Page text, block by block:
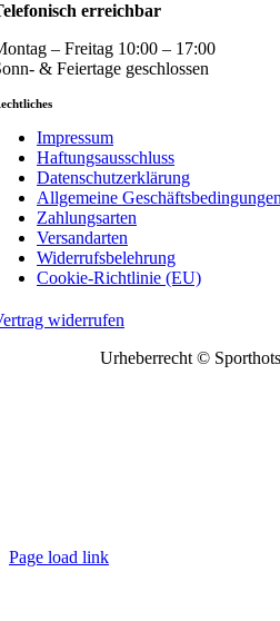
erreichbar
– Freitag 10:00 – 17:00
& Feiertage geschlossen
Impressum
Haftungsausschluss
Datenschutzerklärung
Allgemeine Geschäftsbedingungen
Zahlungsarten
Versandarten
Widerrufsbelehrung
Cookie-Richtlinie (EU)
widerrufen
Urheberrecht ©
Page load link